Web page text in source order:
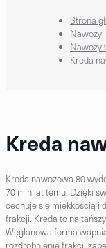
Strona
Nawozy
Nawozy
Kreda
Kreda
Kreda nawozowa 80
70 mln lat temu. Dzięki
cechuje się miekkością i
frakcji. Kreda to
Węglanowa forma
rozdrobnienie frakcji